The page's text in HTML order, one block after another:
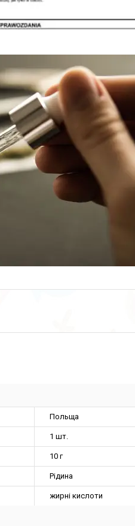
Польща
1 шт.
10 г
Рідина
жирні кислоти